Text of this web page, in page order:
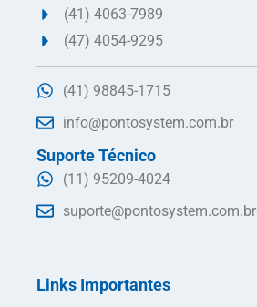
(41) 4063-7989
(47) 4054-9295
(41) 98845-1715
info@pontosystem.com.br
Suporte Técnico
(11) 95209-4024
suporte@pontosystem.com.br
Links Importantes